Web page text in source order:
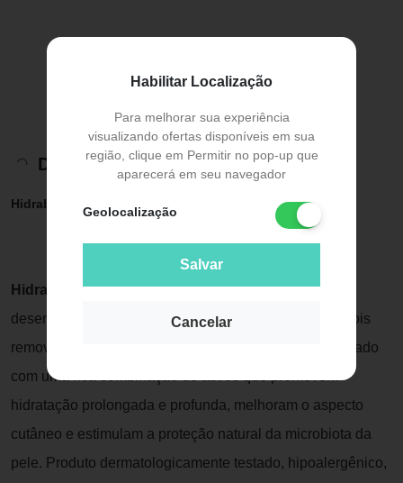
Habilitar Localização
Para melhorar sua experiência
visualizando ofertas disponíveis em sua
região, clique em Permitir no pop-up que
aparecerá em seu navegador
Geolocalização
Salvar
Cancelar
Descrição do Produto
Hidrabene Sabonete Líquido Facial 120ml
Hidrabene Sabonete Líquido Facial 120mlFoi
desenvolvido para cuidar da pele delicada do rosto, pois
remove as impurezas de forma suave e eficaz. Formulado
com uma rica combinação de ativos que promovem
hidratação prolongada e profunda, melhoram o aspecto
cutâneo e estimulam a proteção natural da microbiota da
pele. Produto dermatologicamente testado, hipoalergênico,